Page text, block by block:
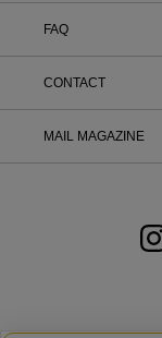
FAQ
CONTACT
MAIL MAGAZINE